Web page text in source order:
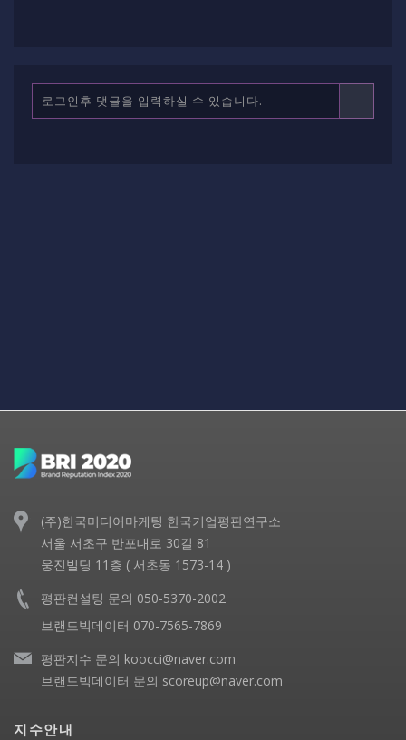
(주)한국미디어마케팅 한국기업평판연구소
서울 서초구 반포대로 30길 81
웅진빌딩 11층 ( 서초동 1573-14 )
평판컨설팅 문의 050-5370-2002
브랜드빅데이터 070-7565-7869
평판지수 문의 koocci@naver.com
브랜드빅데이터 문의 scoreup@naver.com
지수안내